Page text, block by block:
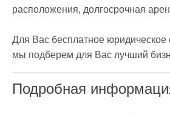
расположения, долгосрочная
Для Вас бесплатное юридическое
мы подберем для Вас лучший
Подробная